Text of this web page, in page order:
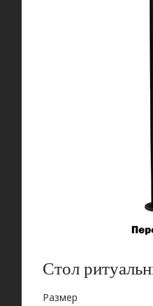
Стол
Размер